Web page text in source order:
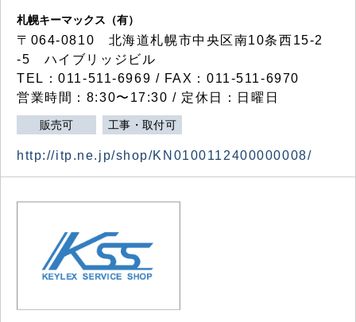
札幌キーマックス（有）
〒064-0810 北海道札幌市中央区南10条西15-2
-5 ハイブリッジビル
TEL：011-511-6969 / FAX：011-511-6970
営業時間：8:30〜17:30 / 定休日：日曜日
販売可 工事・取付可
http://itp.ne.jp/shop/KN0100112400000008/